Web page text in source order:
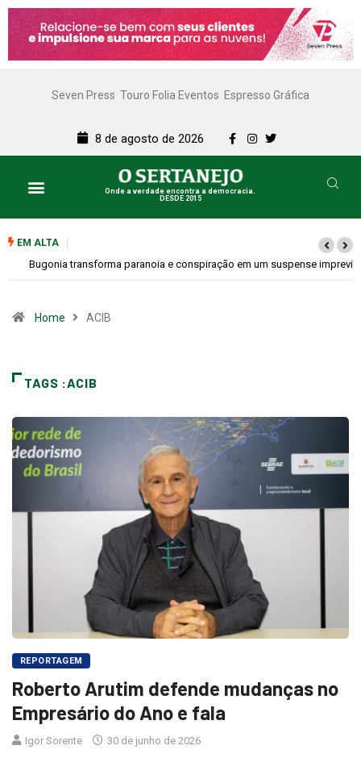
Seven Press Touro Folia Eventos Espresso Gráfica
8 de agosto de 2026
Onde a verdade encontra a democracia.
DESDE 2015
EM ALTA
Bugonia transforma paranoia e conspiração em um suspense imprevisível
Home ACIB
TAGS :ACIB
REPORTAGEM
Roberto Arutim defende mudanças no
Empresário do Ano e fala
Igor Sorente 30 de junho de 2026